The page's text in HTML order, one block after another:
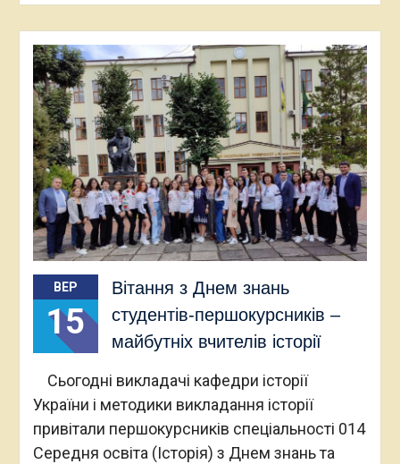
ВЕР
15
Вітання з Днем знань
студентів-першокурсників –
майбутніх вчителів історії
Сьогодні викладачі кафедри історії
України і методики викладання історії
привітали першокурсників спеціальності 014
Середня освіта (Історія) з Днем знань та